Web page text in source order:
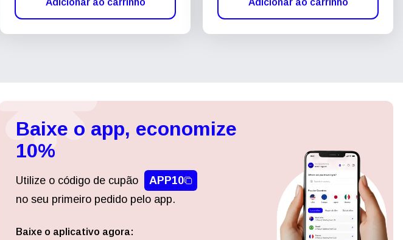
Adicionar ao carrinho Adicionar ao carrinho
Baixe o app, economize
10%
Utilize o código de cupão
APP10
no seu primeiro pedido pelo app.
Baixe o aplicativo agora:
conta